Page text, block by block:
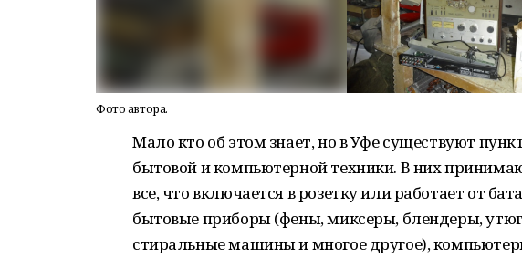
Фото автора.
Мало кто об этом знает, но в Уфе существуют
бытовой и компьютерной техники. В них
все, что включается в розетку или работает от
бытовые приборы (фены, миксеры, блендеры,
стиральные машины и многое другое),